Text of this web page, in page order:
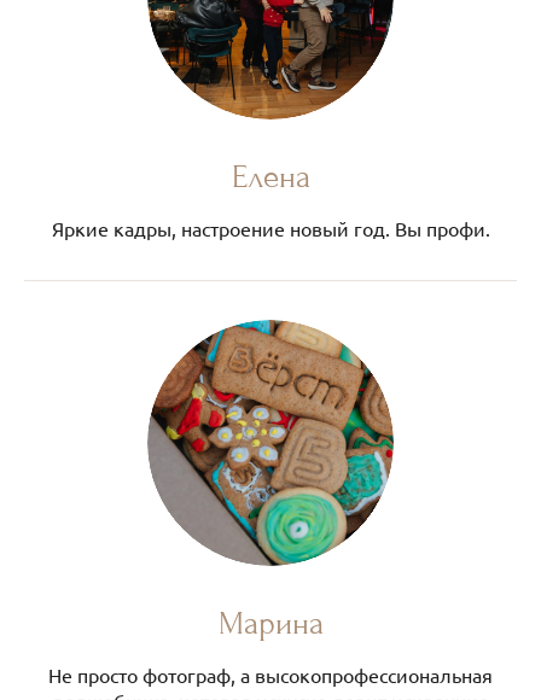
Елена
Яркие кадры, настроение новый год. Вы профи.
Марина
Не просто фотограф, а высокопрофессиональная